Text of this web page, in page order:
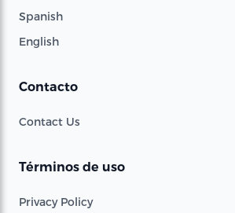
Spanish
English
Contacto
Contact Us
Términos de uso
Privacy Policy